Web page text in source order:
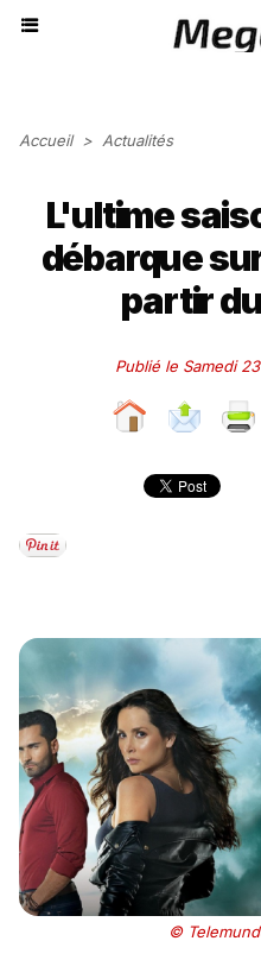
Accueil > Actualités
L'ultime
débarque
partir
Publié le Samedi
©